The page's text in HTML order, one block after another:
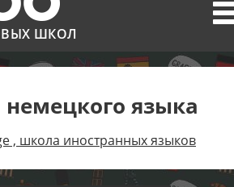
ШКОЛ
немецкого языка
, школа иностранных языков